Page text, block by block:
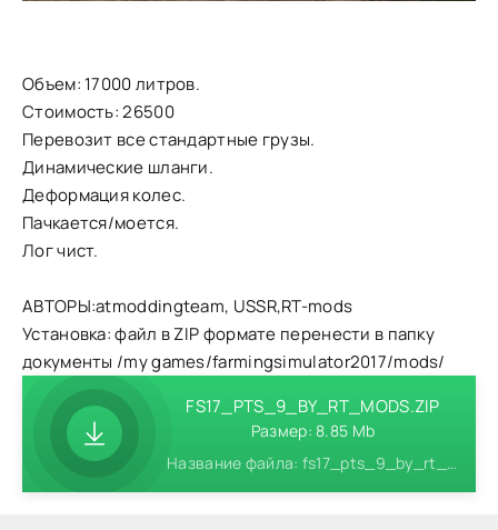
Объем: 17000 литров.
Стоимость: 26500
Перевозит все стандартные грузы.
Динамические шланги.
Деформация колес.
Пачкается/моется.
Лог чист.
АВТОРЫ:atmoddingteam, USSR,RT-mods
Установка: файл в ZIP формате перенести в папку
документы /my games/farmingsimulator2017/mods/
FS17_PTS_9_BY_RT_MODS.ZIP
Размер: 8.85 Mb
Название файла: fs17_pts_9_by_rt_mods.zip